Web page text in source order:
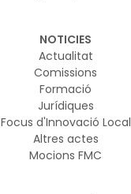
NOTICIES
Actualitat
Comissions
Formació
Jurídiques
Focus d'Innovació Local
Altres actes
Mocions FMC